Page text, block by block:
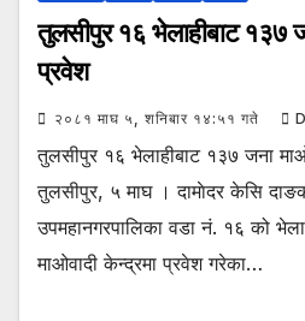
तुलसीपुर १६ भेलाहीबाट १३७
प्रवेश
२०८१ माघ ५, शनिबार १४:५१ गते
तुलसीपुर १६ भेलाहीबाट १३७ जना
तुलसीपुर, ५ माघ । दामाेदर केसि
उपमहानगरपालिका वडा नं. १६ को
माओवादी केन्द्रमा प्रवेश गरेका…